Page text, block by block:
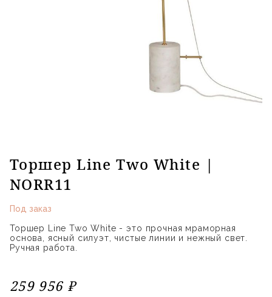
Торшер Line Two White |
NORR11
Под заказ
Торшер Line Two White - это прочная мраморная
основа, ясный силуэт, чистые линии и нежный свет.
Ручная работа.
259 956 ₽